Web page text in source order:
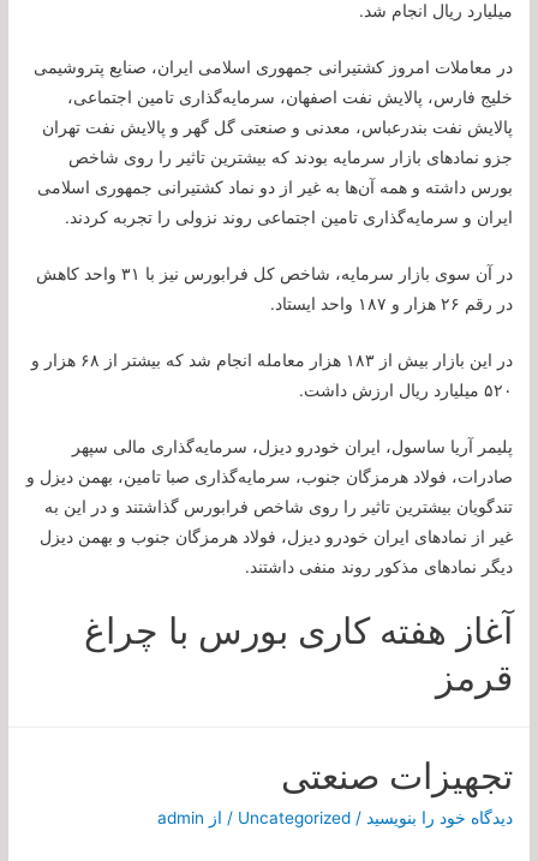
میلیارد ریال انجام شد.
در معاملات امروز کشتیرانی جمهوری اسلامی ایران، صنایع پتروشیمی
خلیج فارس، پالایش نفت اصفهان، سرمایه‌گذاری تامین اجتماعی،
پالایش نفت بندرعباس، معدنی و صنعتی گل گهر و پالایش نفت تهران
جزو نماد‌های بازار سرمایه بودند که بیشترین تاثیر را روی شاخص
بورس داشته و همه آن‌ها به غیر از دو نماد کشتیرانی جمهوری اسلامی
ایران و سرمایه‌گذاری تامین اجتماعی روند نزولی را تجربه کردند.
در آن سوی بازار سرمایه، شاخص کل فرابورس نیز با ۳۱ واحد کاهش
در رقم ۲۶ هزار و ۱۸۷ واحد ایستاد.
در این بازار بیش از ۱۸۳ هزار معامله انجام شد که بیشتر از ۶۸ هزار و
۵۲۰ میلیارد ریال ارزش داشت.
پلیمر آریا ساسول، ایران خودرو دیزل، سرمایه‌گذاری مالی سپهر
صادرات، فولاد هرمزگان جنوب، سرمایه‌گذاری صبا تامین، بهمن دیزل و
تندگویان بیشترین تاثیر را روی شاخص فرابورس گذاشتند و در این به
غیر از نماد‌های ایران خودرو دیزل، فولاد هرمزگان جنوب و بهمن دیزل
دیگر نماد‌های مذکور روند منفی داشتند.
آغاز هفته کاری بورس با چراغ
قرمز
تجهیزات صنعتی
دیدگاه‌ خود را بنویسید /
Uncategorized / از admin